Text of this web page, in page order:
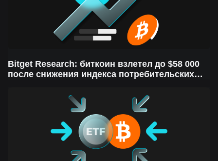
Bitget Research: биткоин взлетел до $58 000
после снижения индекса потребительских
следующей неделе на фоне волатильности